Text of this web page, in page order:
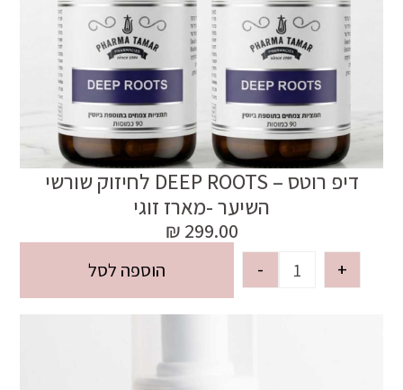
דיפ רוטס – DEEP ROOTS לחיזוק שורשי
השיער -מארז זוגי
299.00
₪
- + הוספה לסל